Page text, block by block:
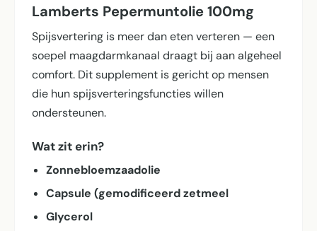
Lamberts Pepermuntolie 100mg
Spijsvertering is meer dan eten verteren — een
soepel maagdarmkanaal draagt bij aan algeheel
comfort. Dit supplement is gericht op mensen
die hun spijsverterings­functies willen
ondersteunen.
Wat zit erin?
Zonnebloemzaadolie
Capsule (gemodificeerd zetmeel
Glycerol